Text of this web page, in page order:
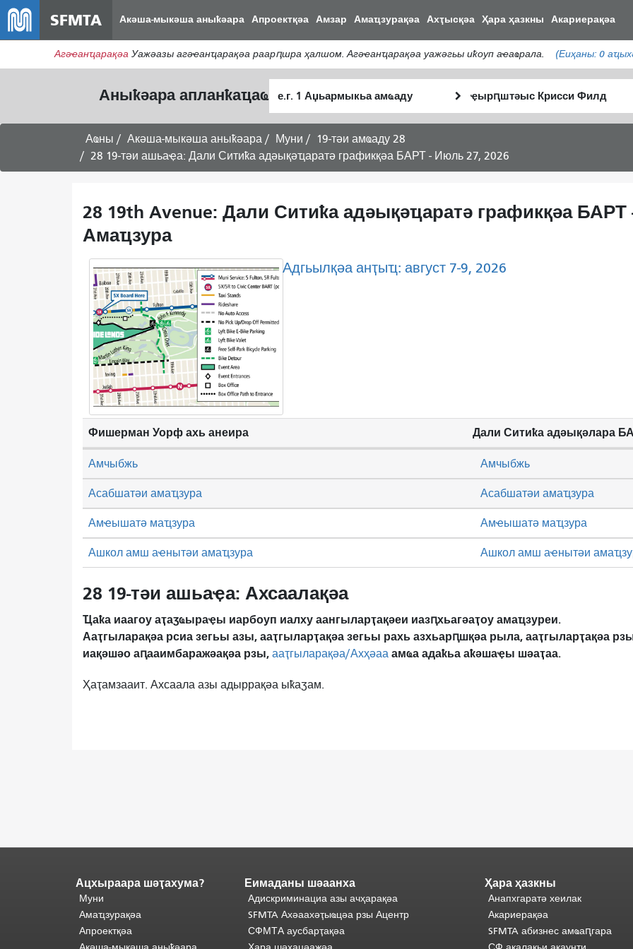
요
콘
텐
츠
로
건
너
기
SFMTA Акәша-мыкәша аныҟәара Апроектқәа Амзар Амаҵзурақәа Ахҭысқәа Ҳара ҳазкны Акариерақәа
Агәҽанҵарақәа Уажәазы ​​агәҽанҵарақәа раарԥшра ҳалшом. Агәҽанҵарақәа уажәгьы иҟоуп аҽаҩрала. (Еиҳаны: 0
Аныҟәара апланҟаҵаҩҭыԥ
аҭыԥ
Аныҟәара
шԥасҭаху
Аҩны Акәша-мыкәша аныҟәара Муни
19-тәи амҩаду 28
28 19-тәи ашьаҿа: Дали Ситиҟа адәықәҵаратә графикқәа БАРТ - Июль 27, 2026
28 19th Avenue: Дали Ситиҟа адәықәҵаратә графикқәа
Амаҵзура
Адгьылқәа анҭыҵ: август 7-9, 2026
Фишерман Уорф ахь анеира Дали Ситиҟа адәықәлара
Асабшатәи амаҵзура Асабшатәи амаҵзура
Амҽышатә маҵзура Амҽышатә маҵзура
Амчыбжь Амчыбжь
Ашкол амш аҽнытәи амаҵзура Ашкол амш аҽнытәи
28 19-тәи ашьаҿа: Ахсаалақәа
Ҵаҟа иаагоу аҭаӡҩыраҿы иарбоуп иалху аангыларҭақәеи иазԥхьагәаҭоу амаҵзуреи.
Ааҭгыларақәа рсиа зегьы азы, ааҭгыларҭақәа зегьы рахь азхьарԥшқәа рыла, ааҭгыларҭақәа
иақәшәо ​​аԥааимбаражәақәа рзы, ааҭгыларақәа/Ахҳәаа амҩа адаҟьа аҟәшаҿы шәаҭаа.
Ҳаҭамзааит. Ахсаала азы адыррақәа ыҟаӡам.
Адаҟьа
аҵакы
анҵәамҭа.Ари
адаҟьа
иаанхаз
Ацхыраара шәҭахума?
Муни
Амаҵзурақәа
Апроектқәа
Еимаданы шәаанха
Адискриминациа азы ачҳарақәа
SFMTA Ахәаахәҭыҩцәа рзы Ацентр
СФМТА аусбарҭақәа
Ҳара ҳазкны
Анапхгаратә хеилак
Акариерақәа
SFMTA абизнес амҩаԥгара